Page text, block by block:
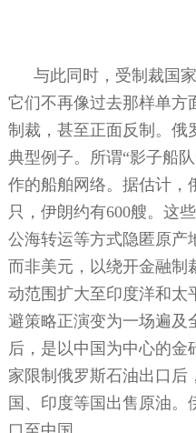
与此同时，受制裁国
它们不再像过去那样单方
制裁，甚至正面反制。俄
典型例子。所谓“影子船
作的船舶网络。据估计，
只，伊朗约有600艘。这
公海转运等方式隐匿原产
而非美元，以绕开金融制
动范围扩大至印度洋和太
避策略正演变为一场遍及
后，是以中国为中心的金
家限制俄罗斯石油出口后
国、印度等国出售原油。